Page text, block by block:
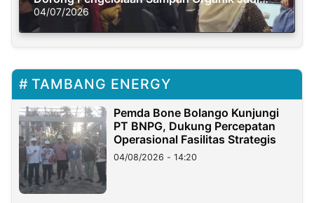
Solusi Krisis Iklim
04/07/2026
TAMBANG ENERGY
Pemda Bone Bolango Kunjungi
PT BNPG, Dukung Percepatan
Operasional Fasilitas Strategis
04/08/2026 - 14:20